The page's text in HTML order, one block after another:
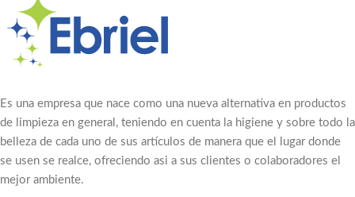
Es una empresa que nace como una nueva alternativa en productos
de limpieza en general, teniendo en cuenta la higiene y sobre todo la
belleza de cada uno de sus artículos de manera que el lugar donde
se usen se realce, ofreciendo asi a sus clientes o colaboradores el
mejor ambiente.